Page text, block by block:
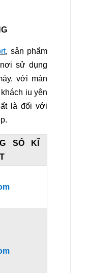
, sản phẩm
sử dụng
với màn
iu yên
là đối với
SỐ KĨ